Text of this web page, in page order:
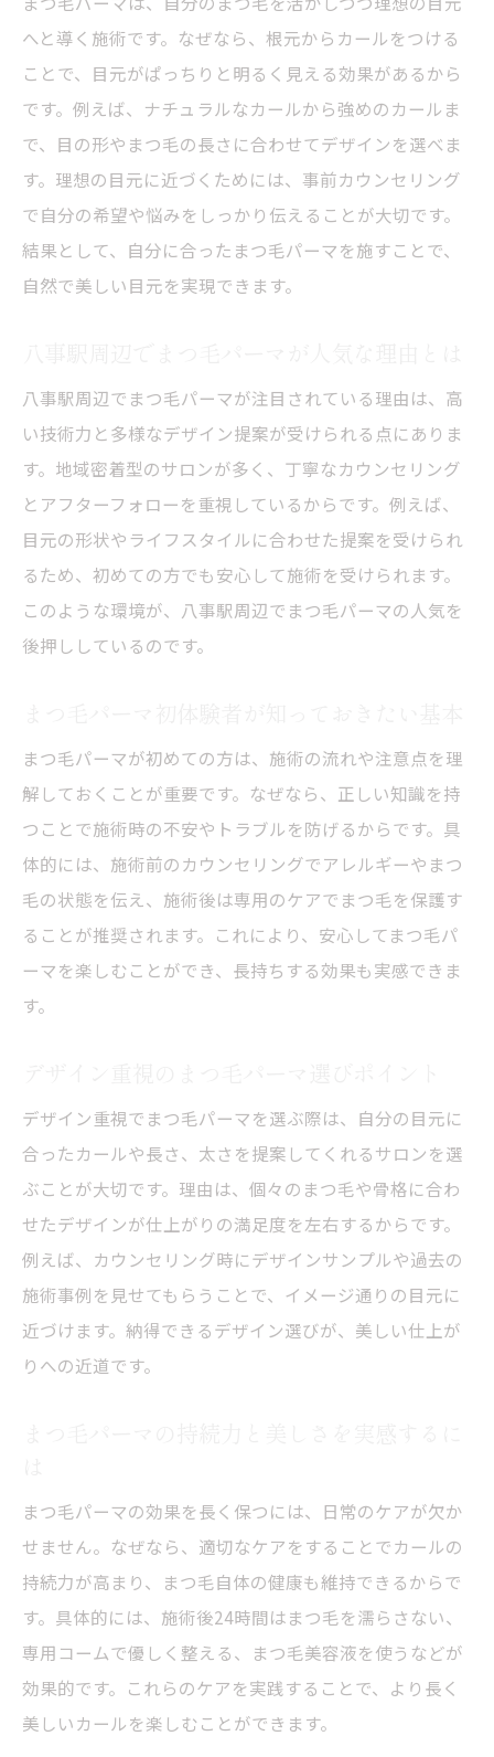
口コミで話題のまつ毛パーマ体験談まとめ
まつ毛パーマで印象的な目元を作るコツ
まつ毛パーマのカールデザイン比較ガイド
八事駅付近でおすすめのまつ毛パーマ体験
まつ毛パーマ施術前後のビフォーアフター
まつ毛パーマなら持続力と自然な仕上がりも実
現
まつ毛パーマの自然な仕上がりを追求する
方法
持続力に優れたまつ毛パーマの秘密を解説
まつ毛パーマで理想のカールを保つ生活習
慣
まつ毛パーマをしないほうがいい人の特徴とは
まつ毛パーマが向かない人の特徴と理由
施術前に知りたいまつ毛パーマ注意点まと
バイス
まつ毛パーマのリスクを理解するポイント
まつ毛パーマ施術前のセルフチェック事項
まつ毛パーマ施術後のNG行動を徹底解説
まつ毛パーマの仕上がりを守るための注意
点
まつ毛パーマ施術後のお手入れ基本ガイド
まつ毛パーマの効果を損なわないコツ
パリジェンヌとまつ毛パーマの違いを徹底解説
まつ毛パーマとパリジェンヌの違いを解説
へと導く施術です。なぜなら、根元からカールをつける
ことで、目元がぱっちりと明るく見える効果があるから
です。例えば、ナチュラルなカールから強めのカールま
で、目の形やまつ毛の長さに合わせてデザインを選べま
す。理想の目元に近づくためには、事前カウンセリング
で自分の希望や悩みをしっかり伝えることが大切です。
結果として、自分に合ったまつ毛パーマを施すことで、
自然で美しい目元を実現できます。
八事駅周辺でまつ毛パーマが注目されている理由は、高
い技術力と多様なデザイン提案が受けられる点にありま
す。地域密着型のサロンが多く、丁寧なカウンセリング
とアフターフォローを重視しているからです。例えば、
目元の形状やライフスタイルに合わせた提案を受けられ
るため、初めての方でも安心して施術を受けられます。
このような環境が、八事駅周辺でまつ毛パーマの人気を
後押ししているのです。
まつ毛パーマが初めての方は、施術の流れや注意点を理
解しておくことが重要です。なぜなら、正しい知識を持
つことで施術時の不安やトラブルを防げるからです。具
体的には、施術前のカウンセリングでアレルギーやまつ
毛の状態を伝え、施術後は専用のケアでまつ毛を保護す
ることが推奨されます。これにより、安心してまつ毛パ
ーマを楽しむことができ、長持ちする効果も実感できま
す。
デザイン重視でまつ毛パーマを選ぶ際は、自分の目元に
合ったカールや長さ、太さを提案してくれるサロンを選
ぶことが大切です。理由は、個々のまつ毛や骨格に合わ
せたデザインが仕上がりの満足度を左右するからです。
例えば、カウンセリング時にデザインサンプルや過去の
施術事例を見せてもらうことで、イメージ通りの目元に
近づけます。納得できるデザイン選びが、美しい仕上が
りへの近道です。
まつ毛パーマの効果を長く保つには、日常のケアが欠か
せません。なぜなら、適切なケアをすることでカールの
持続力が高まり、まつ毛自体の健康も維持できるからで
す。具体的には、施術後24時間はまつ毛を濡らさない、
専用コームで優しく整える、まつ毛美容液を使うなどが
効果的です。これらのケアを実践することで、より長く
美しいカールを楽しむことができます。